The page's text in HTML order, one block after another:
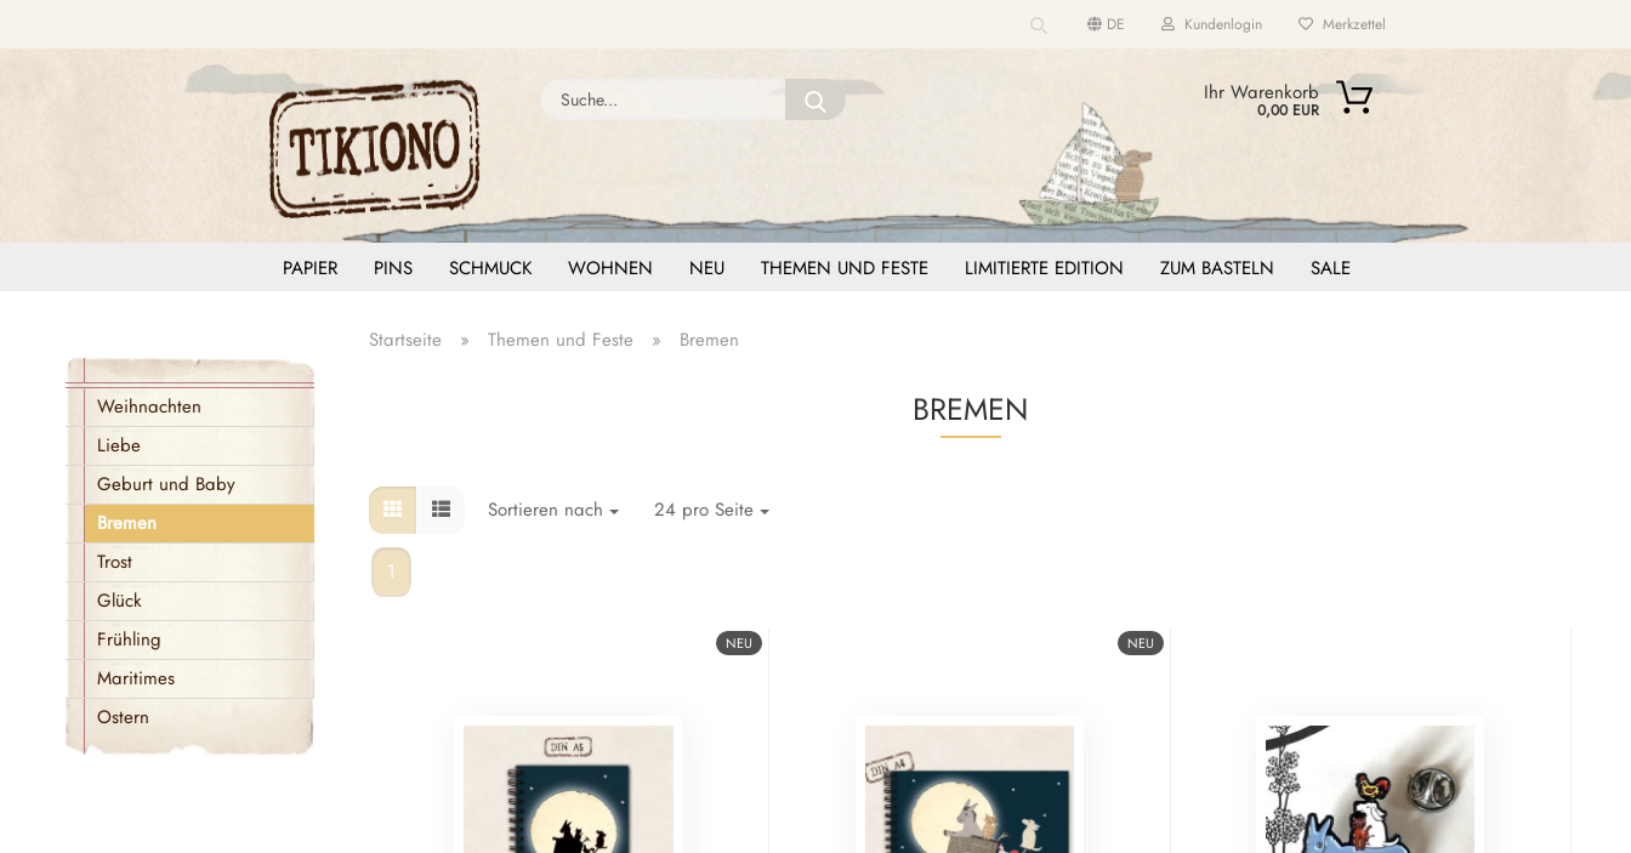
DE
Sprache auswählen
Kundenlogin
Passwort
Passwort vergessen?
Merkzettel
Suche... Ihr Warenkorb
0,00 EUR
PAPIER PINS SCHMUCK WOHNEN NEU THEMEN UND FESTE LIMITIERTE EDITION ZUM BASTELN SALE
Startseite » Themen und Feste » Bremen
BREMEN
Sortieren nach 24 pro Seite
1
NEU NEU
Weihnachten
Liebe
Geburt und Baby
Bremen
Trost
Glück
Frühling
Maritimes
Ostern